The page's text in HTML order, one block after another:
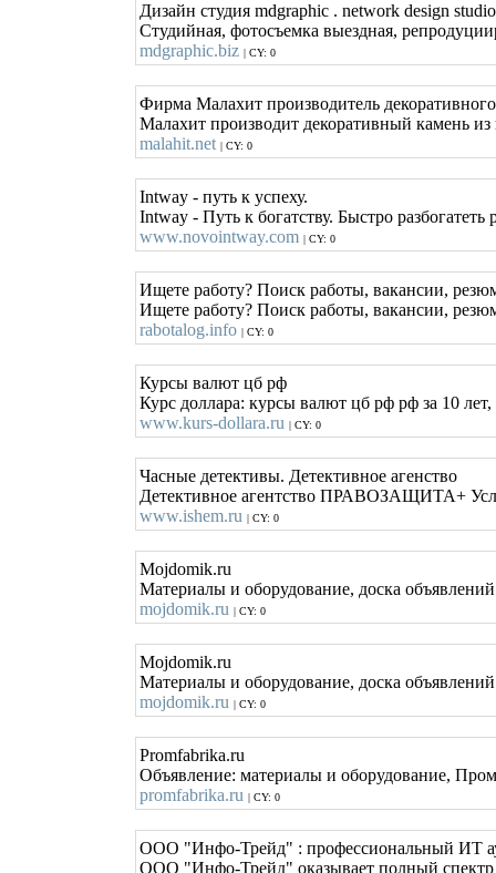
Дизайн студия mdgraphic . network design
Студийная, фотосъемка выездная,
mdgraphic.biz | CY: 0
Фирма Малахит производитель
Малахит производит декоративный камень
malahit.net | CY: 0
Intway - путь к успеху.
Intway - Путь к богатству. Быстро
www.novointway.com | CY: 0
Ищете работу? Поиск работы, вакансии,
Ищете работу? Поиск работы, вакансии,
rabotalog.info | CY: 0
Курсы валют цб рф
Курс доллара: курсы валют цб рф рф за 10 лет,
www.kurs-dollara.ru | CY: 0
Часные детективы. Детективное агенство
Детективное агентство ПРАВОЗАЩИТА+
www.ishem.ru | CY: 0
Mojdomik.ru
Материалы и оборудование, доска
mojdomik.ru | CY: 0
Mojdomik.ru
Материалы и оборудование, доска
mojdomik.ru | CY: 0
Promfabrika.ru
Объявление: материалы и оборудование,
promfabrika.ru | CY: 0
ООО "Инфо-Трейд" : профессиональный ИТ
ООО "Инфо-Трейд" оказывает полный спектр